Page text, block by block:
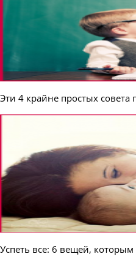
Эти 4 крайне простых совета
Успеть все: 6 вещей,